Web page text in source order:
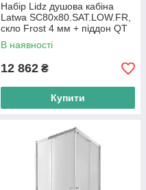
Набір Lidz душова кабіна
Latwa SC80x80.SAT.LOW.FR,
скло Frost 4 мм + піддон QT
ROBIN
В наявності
12 862 ₴
Купити